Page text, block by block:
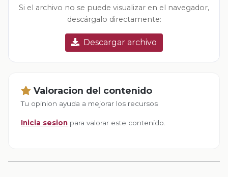
Si el archivo no se puede visualizar en el navegador,
descárgalo directamente:
Descargar archivo
Valoracion del contenido
Tu opinion ayuda a mejorar los recursos
Inicia sesion para valorar este contenido.